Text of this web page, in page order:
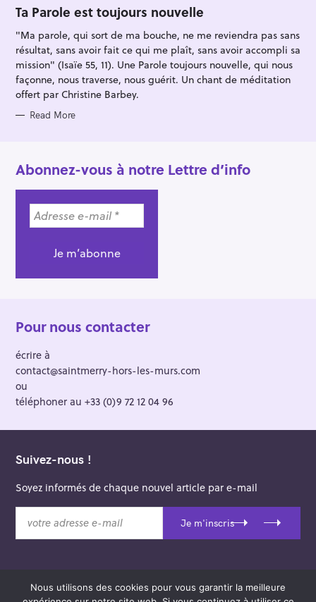
O
R
E
Ta Parole est toujours nouvelle
"Ma parole, qui sort de ma bouche, ne me reviendra pas sans
résultat, sans avoir fait ce qui me plaît, sans avoir accompli sa
mission" (Isaïe 55, 11). Une Parole toujours nouvelle, qui nous
façonne, nous traverse, nous guérit. Un chant de méditation
offert par Christine Barbey.
Read More
Abonnez-vous à notre Lettre d’info
Pour nous contacter
écrire à
contact@saintmerry-hors-les-murs.com
ou
téléphoner au +33 (0)9 72 12 04 96
Suivez-nous !
Soyez informés de chaque nouvel article par e-mail
t
Je m'inscris
© 2026 Saint-Merry Hors-les-Murs.
Nous utilisons des cookies pour vous garantir la meilleure